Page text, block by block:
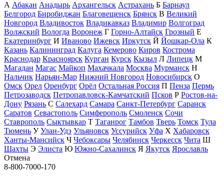
А Абакан Анадырь Архангельск Астрахань Б Барнаул
Белгород Биробиджан Благовещенск Брянск В Великий
Новгород Владивосток Владикавказ Владимир Волгоград
Волжский Вологда Воронеж Г Горно-Алтайск Грозный Е
Екатеринбург И Иваново Ижевск Иркутск Й Йошкар-Ола К
Казань Калининград Калуга Кемерово Киров Кострома
Краснодар Красноярск Курган Курск Кызыл Л Липецк М
Магадан Магас Майкоп Махачкала Москва Мурманск Н
Нальчик Нарьян-Мар Нижний Новгород Новосибирск О
Омск Орел Оренбург Орёл Остальная Россия П Пенза Пермь
Петрозаводск Петропавловск-Камчатский Псков Р Ростов-на-
Дону Рязань С Салехард Самара Санкт-Петербург Саранск
Саратов Севастополь Симферополь Смоленск Сочи
Ставрополь Сыктывкар Т Таганрог Тамбов Тверь Томск Тула
Тюмень У Улан-Удэ Ульяновск Уссурийск Уфа Х Хабаровск
Ханты-Мансийск Ч Чебоксары Челябинск Черкесск Чита Ш
Шахты Э Элиста Ю Южно-Сахалинск Я Якутск Ярославль
Отмена
8-800-7000-170